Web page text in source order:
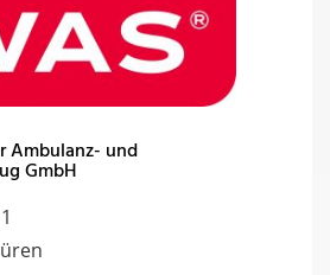
Ambulanz- und
GmbH